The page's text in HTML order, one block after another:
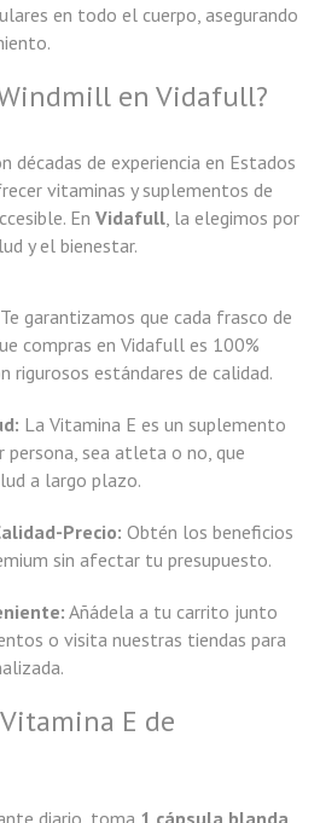
en todo el cuerpo, asegurando
en Vidafull?
décadas de experiencia en Estados
vitaminas y suplementos de
En Vidafull , la elegimos por
y el bienestar.
Te garantizamos que cada frasco de
compras en Vidafull es 100%
rigurosos estándares de calidad.
La Vitamina E es un suplemento
persona, sea atleta o no, que
a largo plazo.
Precio: Obtén los beneficios
sin afectar tu presupuesto.
Añádela a tu carrito junto
o visita nuestras tiendas para
E de
diario, toma 1 cápsula blanda